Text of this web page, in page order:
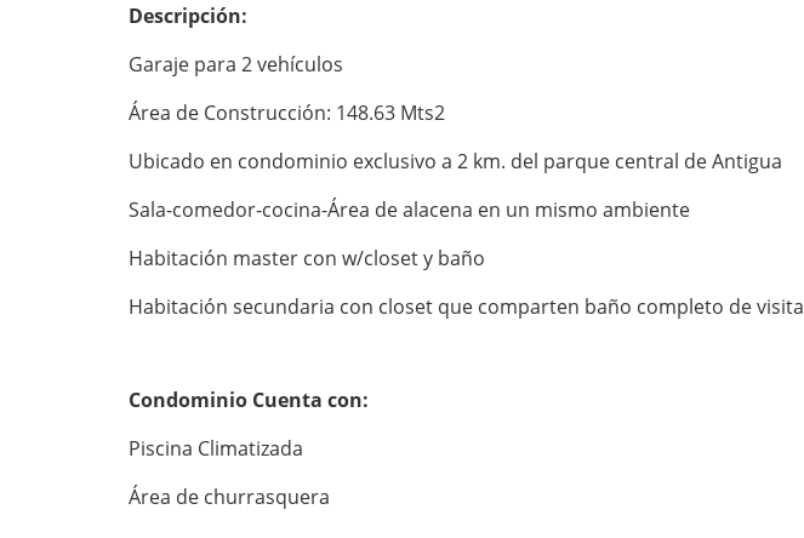
Descripción:
Garaje para 2 vehículos
Área de Construcción: 148.63 Mts2
Ubicado en condominio exclusivo a 2 km. del parque central de Antigua
Sala-comedor-cocina-Área de alacena en un mismo ambiente
Habitación master con w/closet y baño
Habitación secundaria con closet que comparten baño completo de visita
Condominio Cuenta con:
Piscina Climatizada
Área de churrasquera